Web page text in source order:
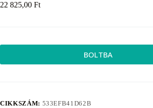
22 825,00 Ft
BOLTBA
CIKKSZÁM: 533EFB41D62B